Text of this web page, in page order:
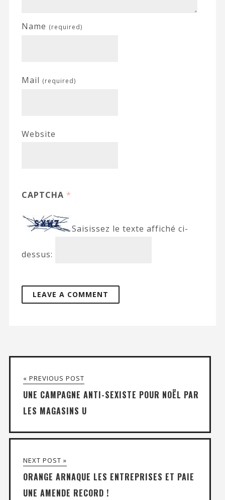
Name (required)
Mail (required)
Website
CAPTCHA *
Saisissez le texte affiché ci-
dessus:
« PREVIOUS POST
UNE CAMPAGNE ANTI-SEXISTE POUR NOËL PAR
LES MAGASINS U
NEXT POST »
ORANGE ARNAQUE LES ENTREPRISES ET PAIE
UNE AMENDE RECORD !